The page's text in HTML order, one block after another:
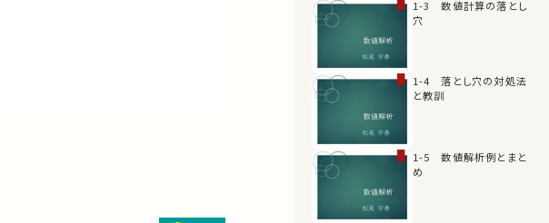
1-3 数値計算の落とし
穴
1-4 落とし穴の対処法
と教訓
1-5 数値解析例とまと
め